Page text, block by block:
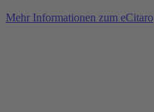
Mehr Informationen zum eCitaro